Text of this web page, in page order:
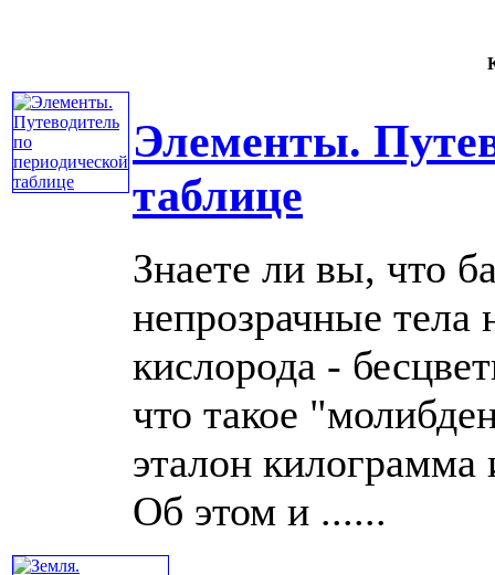
Элементы.
таблице
Знаете ли вы, что
непрозрачные тела
кислорода -
что такое
эталон килограмма
Об этом и ......